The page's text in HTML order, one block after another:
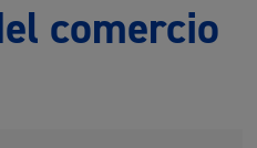
comercio